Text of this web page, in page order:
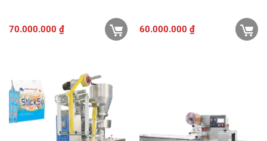
70.000.000 ₫ 60.000.000 ₫